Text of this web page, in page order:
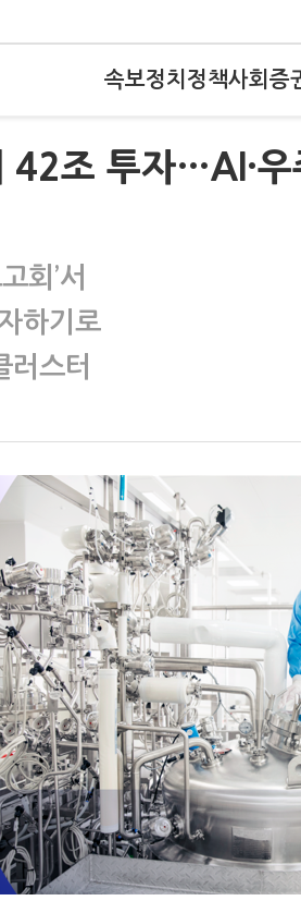
속보정치 정책사회 증
42조 투자…AI·우
회’서
하기로
러스터